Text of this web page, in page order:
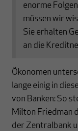
enorme
müssen wir
Sie erhalten
an die
Ökonomen
lange einig in
von Banken: So
Milton Friedman
der Zentralbank